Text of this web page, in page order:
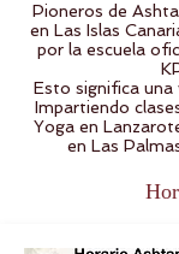
Pioneros de
en Las Islas
por la escuela
Esto significa una
Impartiendo
Yoga en
en Las